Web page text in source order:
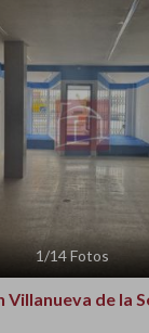
1/14Fotos
de la